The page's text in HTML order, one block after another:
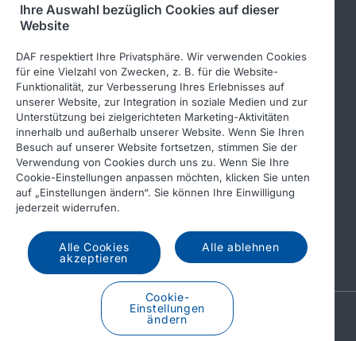
Folgen Sie uns
© 2026 DAF
Rechtlicher Hinweis
Datenschutzerklärung
DAF und Cookies
Income Tax Report
A PACCAR COMPANY
DRIVEN BY QUALITY
Ihre Auswahl bezüglich Cookies auf dieser
Website
DAF respektiert Ihre Privatsphäre. Wir verwenden Cookies
für eine Vielzahl von Zwecken, z. B. für die Website-
Funktionalität, zur Verbesserung Ihres Erlebnisses auf
unserer Website, zur Integration in soziale Medien und zur
Unterstützung bei zielgerichteten Marketing-Aktivitäten
innerhalb und außerhalb unserer Website. Wenn Sie Ihren
Besuch auf unserer Website fortsetzen, stimmen Sie der
Verwendung von Cookies durch uns zu. Wenn Sie Ihre
Cookie-Einstellungen anpassen möchten, klicken Sie unten
auf „Einstellungen ändern“. Sie können Ihre Einwilligung
jederzeit widerrufen.
Alle Cookies
akzeptieren
Alle ablehnen
Cookie-
Einstellungen
ändern